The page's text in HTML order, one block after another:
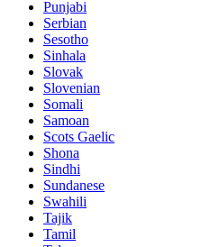
Punjabi
Serbian
Sesotho
Sinhala
Slovak
Slovenian
Somali
Samoan
Scots Gaelic
Shona
Sindhi
Sundanese
Swahili
Tajik
Tamil